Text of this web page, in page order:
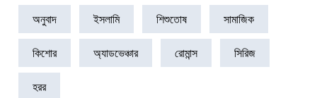
অনুবাদ ইসলামি শিশুতোষ সামাজিক
কিশোর অ্যাডভেঞ্চার রোমান্স সিরিজ
হরর